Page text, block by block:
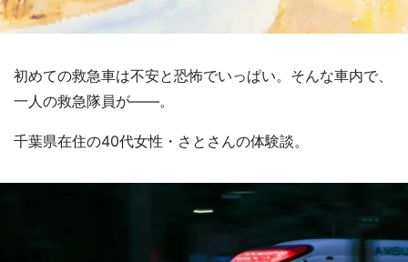
初めての救急車は不安と恐怖でいっぱい。そんな車内で、
一人の救急隊員が――。
千葉県在住の40代女性・さとさんの体験談。